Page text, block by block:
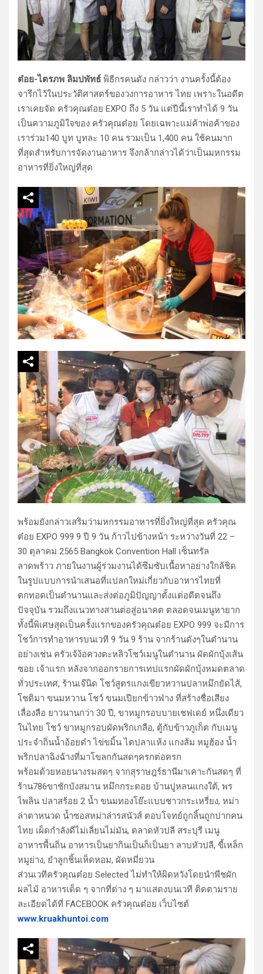
ต๋อย-ไตรภพ ลิมปพัทธ์ พิธีกรคนดัง กล่าวว่า งานครั้งนี้ต้อง
จารึกไว้ในประวัติศาสตร์ของวงการอาหาร ไทย เพราะในอดีต
เราเคยจัด ครัวคุณต๋อย EXPO ถึง 5 วัน แต่ปีนี้เราทำได้ 9 วัน
เป็นความภูมิใจของ ครัวคุณต๋อย โดยเฉพาะแม่ค้าพ่อค้าของ
เราร่วม140 บูท บูทละ 10 คน รวมเป็น 1,400 คน ใช้คนมาก
ที่สุดสำหรับการจัดงานอาหาร จึงกล้ากล่าวได้ว่าเป็นมหกรรม
อาหารที่ยิ่งใหญ่ที่สุด
พร้อมยังกล่าวเสริมว่ามหกรรมอาหารที่ยิ่งใหญ่ที่สุด​ ครัวคุณ
ต๋อย EXPO 999 9 ปี 9 วัน ก้าวไปข้างหน้า​ ระหว่างวันที่ 22 –
30 ตุลาคม 2565​ Bangkok Convention Hall เซ็นทรัล
ลาดพร้าว ภายในงานผู้ร่วมงานได้ซึมซับเนื้อหาอย่างใกล้ชิด
ในรูปแบบการนำเสนอที่แปลกใหม่เกี่ยวกับอาหารไทยที่
ตกทอดเป็นตำนานและส่งต่อภูมิปัญญาตั้งแต่อดีตจนถึง
ปัจจุบัน รวมถึงแนวทางสานต่อสู่อนาคต ตลอดจนเมนูหายาก
ทั้งนี้พิเศษสุดเป็นครั้งแรกของครัวคุณต๋อย EXPO 999 จะมีการ
โชว์การทำอาหารบนเวที 9 วัน 9 ร้าน จากร้านดังๆในตำนาน
อย่างเช่น ครัวเจ้ง้อควงตะหลิวโชว์เมนูในตำนาน ผัดผักบุ้งเส้น
ซอย เจ้าแรก หลังจากออกรายการเทปแรกผัดผักบุ้งหมดตลาด
ทั่วประเทศ, ร้านเจ๊นิด โชว์สูตรแกงเขียวหวานปลาหมึกยัดไส้,
โชติมา ขนมหวาน โชว์ ขนมเปียกข้าวฟ่าง ที่สร้างชื่อเสียง
เลื่องลือ ยาวนานกว่า 30 ปี, ขาหมูกรอบบายเชฟเดย์ หนึ่งเดียว
ในไทย โชว์ ขาหมูกรอบผัดพริกเกลือ, ตู้กับข้าวภูเก็ต กับเมนู
ประจำถิ่นน้ำอ้อยดำ ไข่ขมิ้น ไตปลาแห้ง แกงส้ม หมูฮ้อง น้ำ
พริกปลาฉิงฉ้างที่มาโขลกกันสดๆครกต่อครก
พร้อมด้วยหอยนางรมสดๆ จากสุราษฎร์ธานีมาเคาะกันสดๆ ที่
ร้าน786ขาชักบังสมาน หมึกกระตอย บ้านปูหลนแกงใต้, พร
ไพลิน ปลาสร้อย 2 น้ำ ขนมทองโย๊ะแบบชาวกระเหรี่ยง, หม่า
ล่าตาหนวด น้ำซอสหม่าล่ารสนัวส์ ตอบโจทย์ถูกลิ้นถูกปากคน
ไทย เผ็ดกำลังดีไม่เลี่ยนไม่มัน, ตลาดหัวปลี สระบุรี เมนู
อาหารพื้นถิ่น อาหารเป็นยากินเป็นก็เป็นยา ลาบหัวปลี, ขี้เหล็ก
หมูย่าง, ยำลูกชิ้นเห็ดหอม, ผัดหมี่ยวน
ส่วนเวทีครัวคุณต๋อย Selected ไม่ทำให้ผิดหวังโดยนำพืชผัก
ผลไม้ อาหารเด็ด ๆ จากที่ต่าง ๆ มาแสดงบนเวที ติดตามราย
ละเอียดได้ที่ FACEBOOK ครัวคุณต๋อย เว็บไซต์
www.kruakhuntoi.com